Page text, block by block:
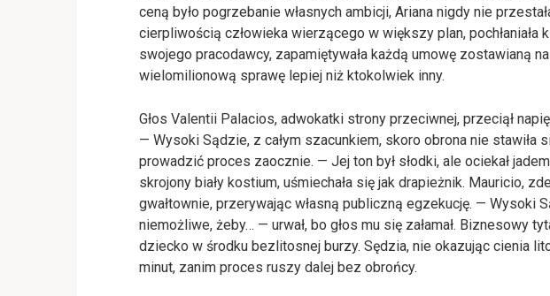
ceną było pogrzebanie własnych ambicji, Ariana nigdy nie
cierpliwością człowieka wierzącego w większy plan,
swojego pracodawcy, zapamiętywała każdą umowę zostawianą
wielomilionową sprawę lepiej niż ktokolwiek inny.
Głos Valentii Palacios, adwokatki strony przeciwnej, przeciął
— Wysoki Sądzie, z całym szacunkiem, skoro obrona nie stawiła
prowadzić proces zaocznie. — Jej ton był słodki, ale ociekał
skrojony biały kostium, uśmiechała się jak drapieżnik. Mauricio,
gwałtownie, przerywając własną publiczną egzekucję. — Wysoki
niemożliwe, żeby… — urwał, bo głos mu się załamał. Biznesowy
dziecko w środku bezlitosnej burzy. Sędzia, nie okazując cienia
minut, zanim proces ruszy dalej bez obrońcy.